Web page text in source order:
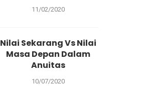
11/02/2020
Nilai Sekarang Vs Nilai
Masa Depan Dalam
Anuitas
10/07/2020